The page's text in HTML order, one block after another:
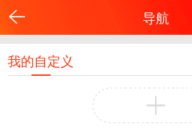
导航
我的自定义